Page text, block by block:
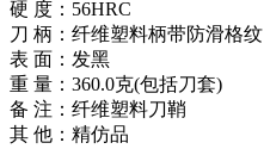
硬 度：56HRC
刀 柄：纤维塑料柄带防滑格纹
表 面：发黑
重 量：360.0克(包括刀套)
备 注：纤维塑料刀鞘
其 他：精仿品